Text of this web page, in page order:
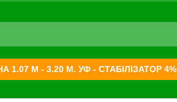
М - 3.20 М. УФ - СТАБІЛІЗАТОР 4%